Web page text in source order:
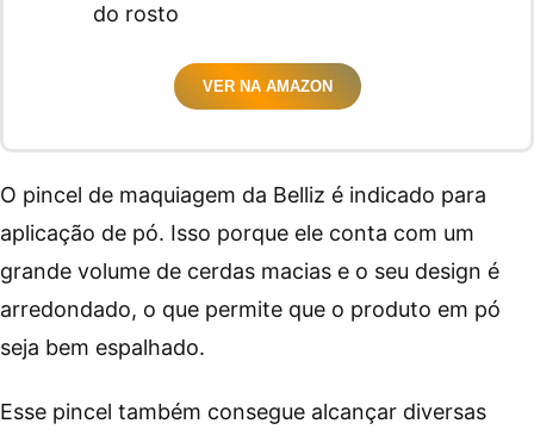
do rosto
VER NA AMAZON
O pincel de maquiagem da Belliz é indicado para
aplicação de pó. Isso porque ele conta com um
grande volume de cerdas macias e o seu design é
arredondado, o que permite que o produto em pó
seja bem espalhado.
Esse pincel também consegue alcançar diversas